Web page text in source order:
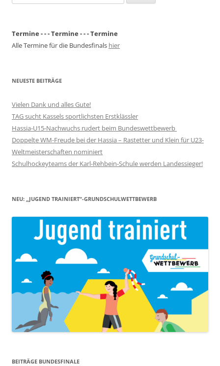
nach:
Termine - - - Termine - - - Termine
Alle Termine für die Bundesfinals hier
NEUESTE BEITRÄGE
Vielen Dank und alles Gute!
TAG sucht Kassels sportlichsten Erstklässler
Hassia-U15-Nachwuchs rudert beim Bundeswettbewerb
Doppelte WM-Freude bei der Hassia – Rastetter und Klein für U23-
Weltmeisterschaften nominiert
Schulhockeyteams der Karl-Rehbein-Schule werden Landessieger!
NEU: „JUGEND TRAINIERT“-GRUNDSCHULWETTBEWERB
BEITRÄGE BUNDESFINALE